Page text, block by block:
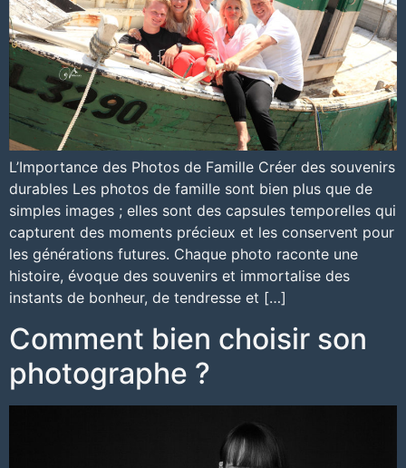
L’Importance des Photos de Famille Créer des souvenirs
durables Les photos de famille sont bien plus que de
simples images ; elles sont des capsules temporelles qui
capturent des moments précieux et les conservent pour
les générations futures. Chaque photo raconte une
histoire, évoque des souvenirs et immortalise des
instants de bonheur, de tendresse et […]
Comment bien choisir son
photographe ?